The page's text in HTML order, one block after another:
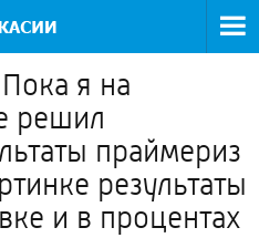
я на
решил
праймериз
результаты
и в процентах